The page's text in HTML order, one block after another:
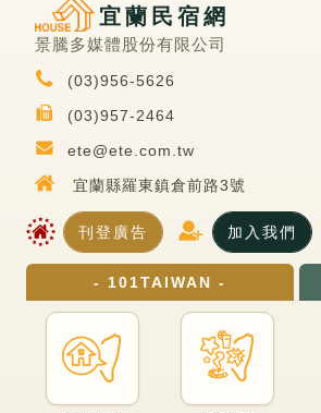
宜蘭民宿網
景騰多媒體股份有限公司
(03)956-5626
(03)957-2464
ete@ete.com.tw
宜蘭縣羅東鎮倉前路3號
刊登廣告 加入我們
- 101TAIWAN -